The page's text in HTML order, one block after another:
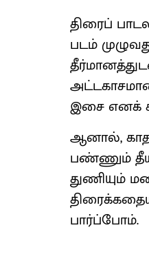
திரைப்
படம்
இசை எனக்
ஆனால்,
பண்ணும்
துணியும்
பார்ப்போம்.